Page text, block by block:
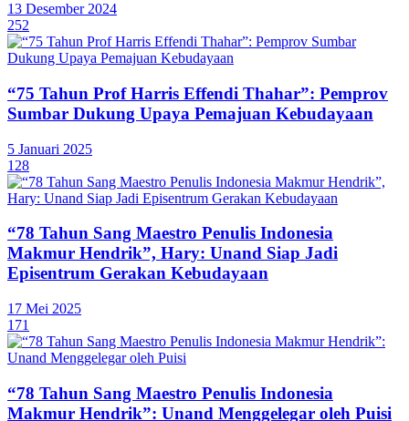
13 Desember 2024
252
“75 Tahun Prof Harris Effendi Thahar”: Pemprov
Sumbar Dukung Upaya Pemajuan Kebudayaan
5 Januari 2025
128
“78 Tahun Sang Maestro Penulis Indonesia
Makmur Hendrik”, Hary: Unand Siap Jadi
Episentrum Gerakan Kebudayaan
17 Mei 2025
171
“78 Tahun Sang Maestro Penulis Indonesia
Makmur Hendrik”: Unand Menggelegar oleh Puisi